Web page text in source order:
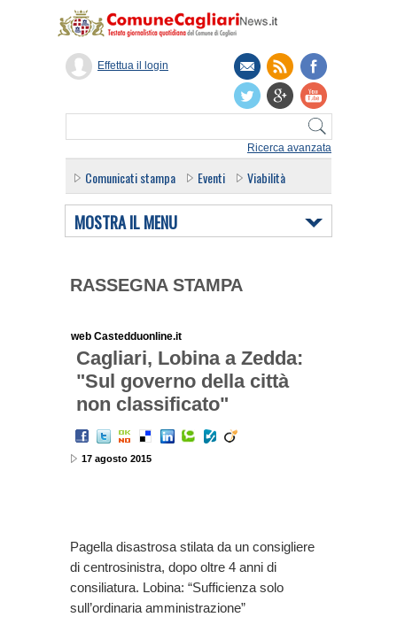
Ricerca avanzata
Effettua il login
Comunicati stampa Eventi Viabilità
MOSTRA IL MENU
RASSEGNA STAMPA
web Castedduonline.it
Cagliari, Lobina a Zedda:
"Sul governo della città
non classificato"
17 agosto 2015
Pagella disastrosa stilata da un consigliere
di centrosinistra, dopo oltre 4 anni di
consiliatura. Lobina: “Sufficienza solo
sull’ordinaria amministrazione”